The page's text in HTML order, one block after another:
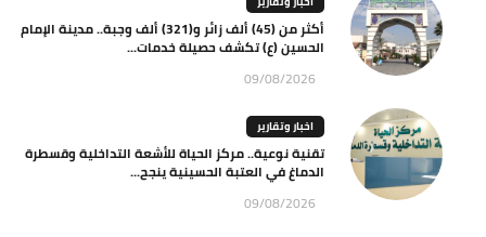
أكثر من (45) ألف زائر و(321) ألف وجبة.. مدينة الإمام
الحسين (ع) تكشف حصيلة خدمات...
09/08/2026
اخبار وتقارير
تقنية نوعية.. مركز الحياة للأشعة التداخلية وقسطرة
الدماغ في العتبة الحسينية ينجح...
09/08/2026